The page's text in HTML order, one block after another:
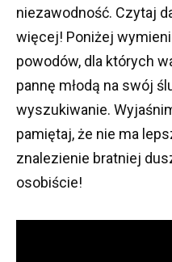
niezawodność. Czytaj
więcej! Poniżej
powodów, dla których
pannę młodą na swój
wyszukiwanie.
pamiętaj, że nie ma
znalezienie bratniej
osobiście!